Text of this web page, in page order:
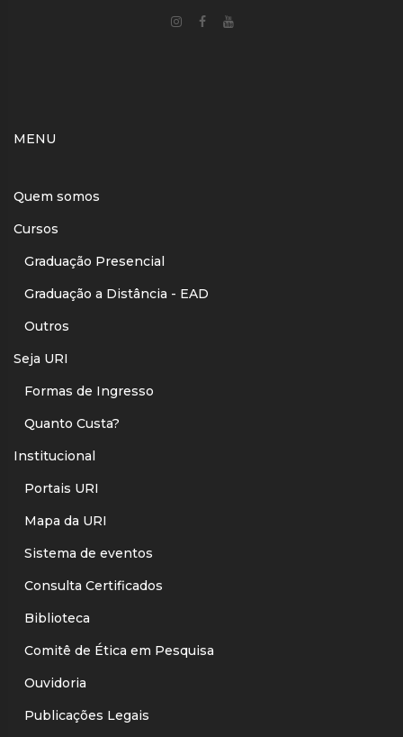
MENU
Quem somos
Cursos
Graduação Presencial
Graduação a Distância - EAD
Outros
Seja URI
Formas de Ingresso
Quanto Custa?
Institucional
Portais URI
Mapa da URI
Sistema de eventos
Consulta Certificados
Biblioteca
Comitê de Ética em Pesquisa
Ouvidoria
Publicações Legais